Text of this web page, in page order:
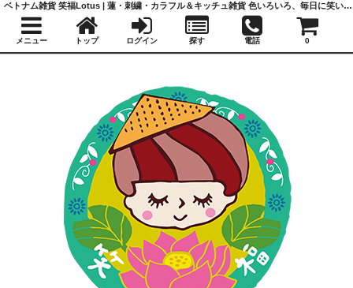
ベトナム雑貨 笑福Lotus | 蓮・刺繍・カラフル＆キッチュ雑貨 色いろいろ、毎日に笑いと福を
メニュー トップ ログイン 探す 電話 0